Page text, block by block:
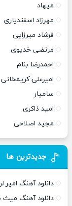
میهاد
مهرزاد اسفندیاری
فرشاد میرزایی
مرتضی خدیوی
احمدرضا بنام
امیرعلی کریمخانی
سامیار
امید ذاکری
مجید اصلاحی
جدیدترین ها
دانلود آهنگ امیر
دانلود آهنگ